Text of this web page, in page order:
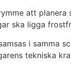
att
ska ligga
i samma
tekniska